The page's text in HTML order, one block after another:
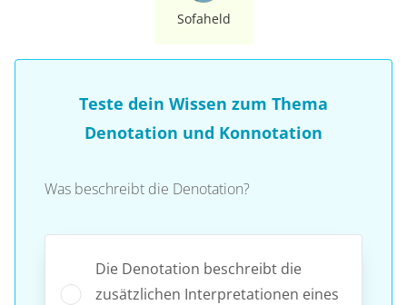
Sofaheld
Teste dein Wissen zum Thema
Denotation und Konnotation
Was beschreibt die Denotation?
Die Denotation beschreibt die
zusätzlichen Interpretationen eines